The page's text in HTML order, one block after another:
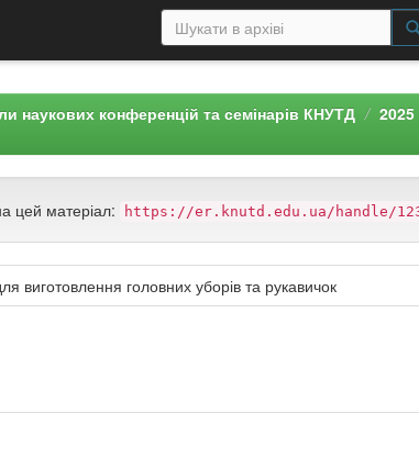
наукових конференцій та семінарів КНУТД
2025
цей матеріал: https://er.knutd.edu.ua/handle/
виготовлення головних уборів та рукавичок